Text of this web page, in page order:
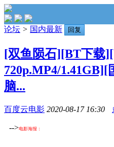
论坛 > 国内最新 回复
[双鱼陨石][BT下载
720p.MP4/1.41GB][
脑...
百度云电影 2020-08-17 16:30
-->电影海报：